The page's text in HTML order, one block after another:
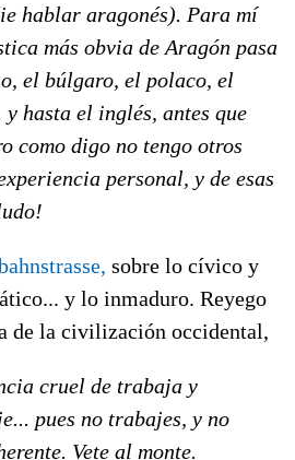
hablar aragonés). Para mí
más obvia de Aragón pasa
el búlgaro, el polaco, el
hasta el inglés, antes que
como digo no tengo otros
personal, y de esas
sobre lo cívico y
y lo inmaduro. Reyego
de la civilización occidental,
cruel de trabaja y
pues no trabajes, y no
Vete al monte.